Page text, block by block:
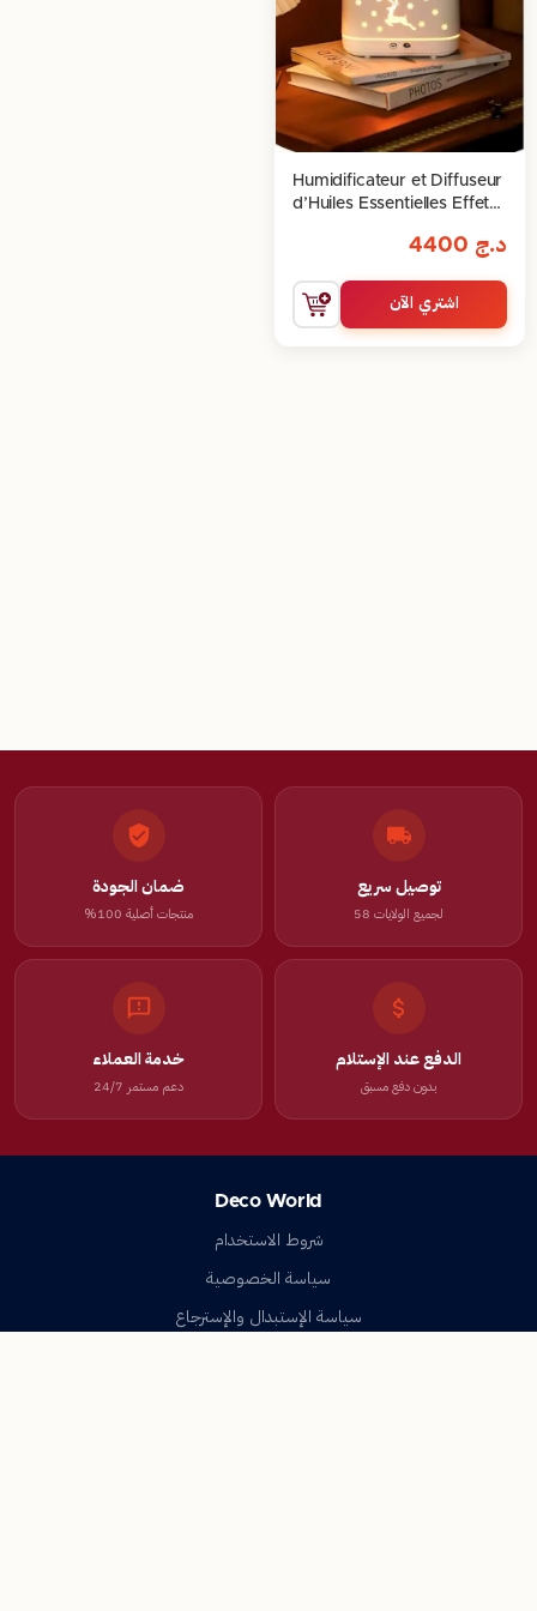
Humidificateur et Diffuseur
d’Huiles Essentielles Effet
د.ج
اشتري الآن
توصيل سريع
لجميع الولايات 58
ضمان الجودة
منتجات أصلية 100%
الدفع عند الإستلام
بدون دفع مسبق
خدمة العملاء
دعم مستمر 24/7
Deco World
شروط الاستخدام
سياسة الخصوصية
سياسة الإستبدال والإسترجاع